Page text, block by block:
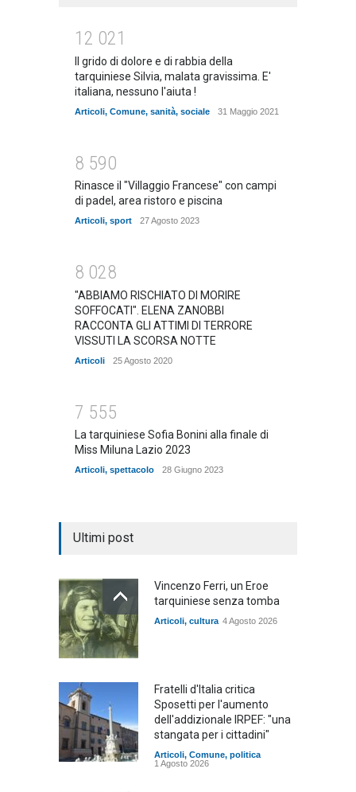
1 2 021
Il grido di dolore e di rabbia della
tarquiniese Silvia, malata gravissima. E'
italiana, nessuno l'aiuta !
Articoli, Comune, sanità, sociale 31 Maggio 2021
8 590
Rinasce il "Villaggio Francese" con campi
di padel, area ristoro e piscina
Articoli, sport 27 Agosto 2023
8 028
"ABBIAMO RISCHIATO DI MORIRE
SOFFOCATI". ELENA ZANOBBI
RACCONTA GLI ATTIMI DI TERRORE
VISSUTI LA SCORSA NOTTE
Articoli 25 Agosto 2020
7 555
La tarquiniese Sofia Bonini alla finale di
Miss Miluna Lazio 2023
Articoli, spettacolo 28 Giugno 2023
Ultimi post
Vincenzo Ferri, un Eroe
tarquiniese senza tomba
Articoli, cultura 4 Agosto 2026
Fratelli d'Italia critica
Sposetti per l'aumento
dell'addizionale IRPEF: "una
stangata per i cittadini"
Articoli, Comune, politica
1 Agosto 2026